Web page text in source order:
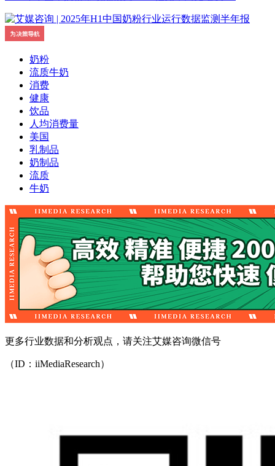
奶粉
流质牛奶
消费
健康
饮品
人均消费量
美国
乳制品
奶制品
流质
牛奶
更多行业数据和分析观点，请关注艾媒咨询微信号
（ID：iiMediaResearch）